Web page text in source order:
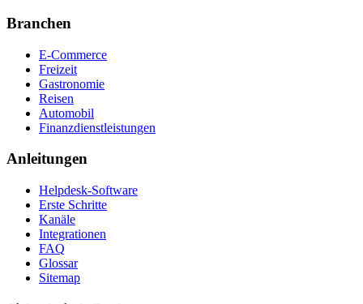
Branchen
E-Commerce
Freizeit
Gastronomie
Reisen
Automobil
Finanzdienstleistungen
Anleitungen
Helpdesk-Software
Erste Schritte
Kanäle
Integrationen
FAQ
Glossar
Sitemap